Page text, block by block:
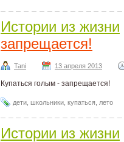
Истории из жизни
запрещается!
Tani 13 апреля 2013
Купаться голым - запрещается!
дети школьники купаться лето
Истории из жизни